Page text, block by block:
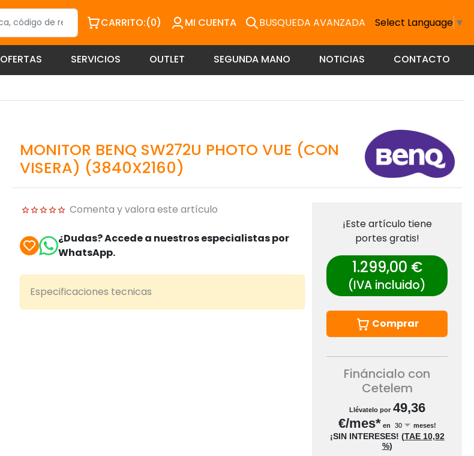
CARRITO:(0) MI CUENTA BUSQUEDA AVANZADA Select Language ▼
OFERTAS SERVICIOS OUTLET SEGUNDA MANO NOTICIAS CONTACTO
MONITOR BENQ SW272U PHOTO VUE (CON
VISERA) (3840X2160)
Comenta y valora este artículo
¿Dudas? Accede a nuestros especialistas por
WhatsApp.
Especificaciones tecnicas
¡Este artículo tiene
portes gratis!
1.299,00 €
(IVA incluido)
Comprar
Fináncialo con
Cetelem
Llévatelo por 49,36
€/mes* en meses!
¡SIN INTERESES! (TAE 10,92
%)